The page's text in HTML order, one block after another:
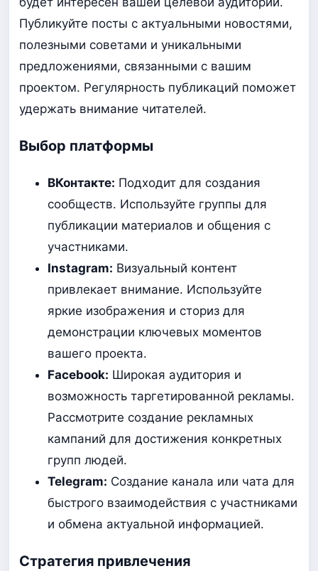
Публикуйте посты с актуальными новостями,
полезными советами и уникальными
предложениями, связанными с вашим
проектом. Регулярность публикаций поможет
удержать внимание читателей.
Выбор платформы
ВКонтакте: Подходит для создания
сообществ. Используйте группы для
публикации материалов и общения с
участниками.
Instagram: Визуальный контент
привлекает внимание. Используйте
яркие изображения и сториз для
демонстрации ключевых моментов
вашего проекта.
Facebook: Широкая аудитория и
возможность таргетированной рекламы.
Рассмотрите создание рекламных
кампаний для достижения конкретных
групп людей.
Telegram: Создание канала или чата для
быстрого взаимодействия с участниками
и обмена актуальной информацией.
Стратегия привлечения